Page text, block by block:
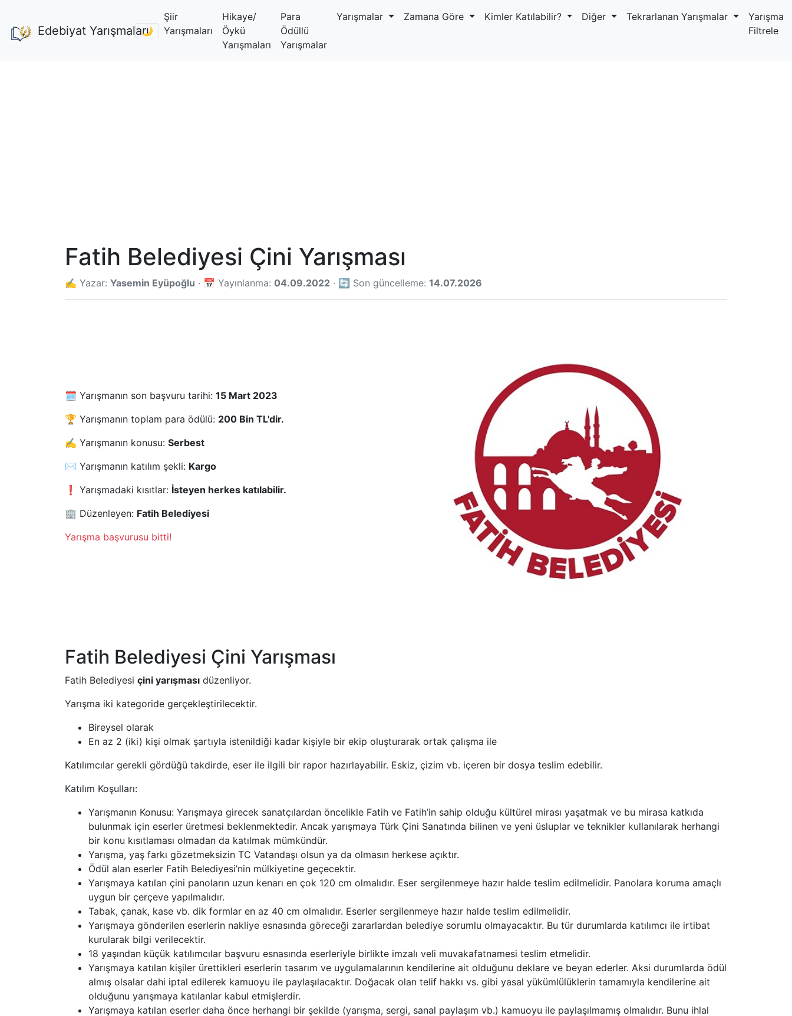
Edebiyat Yarışmaları
🌙
Şiir
Yarışmaları
Hikaye/
Öykü
Yarışmaları
Para
Ödüllü
Yarışmalar
Yarışmalar Zamana Göre Kimler Katılabilir? Diğer Tekrarlanan Yarışmalar
Yarışma
Filtrele
Fatih Belediyesi Çini Yarışması
✍️ Yazar: Yasemin Eyüpoğlu · 📅 Yayınlanma: 04.09.2022 · 🔄 Son güncelleme: 14.07.2026
🗓️ Yarışmanın son başvuru tarihi: 15 Mart 2023
🏆 Yarışmanın toplam para ödülü: 200 Bin TL'dir.
✍️ Yarışmanın konusu: Serbest
✉️ Yarışmanın katılım şekli: Kargo
❗ Yarışmadaki kısıtlar: İsteyen herkes katılabilir.
🏢 Düzenleyen: Fatih Belediyesi
Yarışma başvurusu bitti!
Fatih Belediyesi Çini Yarışması
Fatih Belediyesi çini yarışması düzenliyor.
Yarışma iki kategoride gerçekleştirilecektir.
Bireysel olarak
En az 2 (iki) kişi olmak şartıyla istenildiği kadar kişiyle bir ekip oluşturarak ortak çalışma ile
Katılımcılar gerekli gördüğü takdirde, eser ile ilgili bir rapor hazırlayabilir. Eskiz, çizim vb. içeren bir dosya teslim edebilir.
Katılım Koşulları:
Yarışmanın Konusu: Yarışmaya girecek sanatçılardan öncelikle Fatih ve Fatih’in sahip olduğu kültürel mirası yaşatmak ve bu mirasa katkıda
bulunmak için eserler üretmesi beklenmektedir. Ancak yarışmaya Türk Çini Sanatında bilinen ve yeni üsluplar ve teknikler kullanılarak herhangi
bir konu kısıtlaması olmadan da katılmak mümkündür.
Yarışma, yaş farkı gözetmeksizin TC Vatandaşı olsun ya da olmasın herkese açıktır.
Ödül alan eserler Fatih Belediyesi’nin mülkiyetine geçecektir.
Yarışmaya katılan çini panoların uzun kenarı en çok 120 cm olmalıdır. Eser sergilenmeye hazır halde teslim edilmelidir. Panolara koruma amaçlı
uygun bir çerçeve yapılmalıdır.
Tabak, çanak, kase vb. dik formlar en az 40 cm olmalıdır. Eserler sergilenmeye hazır halde teslim edilmelidir.
Yarışmaya gönderilen eserlerin nakliye esnasında göreceği zararlardan belediye sorumlu olmayacaktır. Bu tür durumlarda katılımcı ile irtibat
kurularak bilgi verilecektir.
18 yaşından küçük katılımcılar başvuru esnasında eserleriyle birlikte imzalı veli muvakafatnamesi teslim etmelidir.
Yarışmaya katılan kişiler ürettikleri eserlerin tasarım ve uygulamalarının kendilerine ait olduğunu deklare ve beyan ederler. Aksi durumlarda ödül
almış olsalar dahi iptal edilerek kamuoyu ile paylaşılacaktır. Doğacak olan telif hakkı vs. gibi yasal yükümlülüklerin tamamıyla kendilerine ait
olduğunu yarışmaya katılanlar kabul etmişlerdir.
Yarışmaya katılan eserler daha önce herhangi bir şekilde (yarışma, sergi, sanal paylaşım vb.) kamuoyu ile paylaşılmamış olmalıdır. Bunu ihlal